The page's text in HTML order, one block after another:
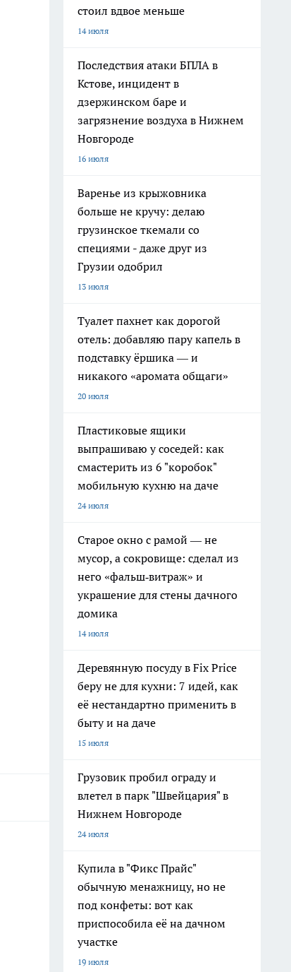
стоил вдвое меньше
14 июля
Последствия атаки БПЛА в
Кстове, инцидент в
дзержинском баре и
загрязнение воздуха в Нижнем
Новгороде
16 июля
Варенье из крыжовника
больше не кручу: делаю
грузинское ткемали со
специями - даже друг из
Грузии одобрил
13 июля
Туалет пахнет как дорогой
отель: добавляю пару капель в
подставку ёршика — и
никакого «аромата общаги»
20 июля
Пластиковые ящики
выпрашиваю у соседей: как
смастерить из 6 "коробок"
мобильную кухню на даче
24 июля
Старое окно с рамой — не
мусор, а сокровище: сделал из
него «фальш‑витраж» и
украшение для стены дачного
домика
14 июля
Деревянную посуду в Fix Price
беру не для кухни: 7 идей, как
её нестандартно применить в
быту и на даче
15 июля
Грузовик пробил ограду и
влетел в парк "Швейцария" в
Нижнем Новгороде
24 июля
Купила в "Фикс Прайс"
обычную менажницу, но не
под конфеты: вот как
приспособила её на дачном
участке
19 июля